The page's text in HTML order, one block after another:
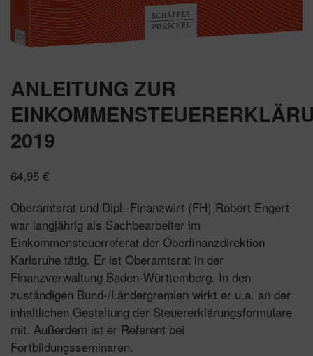
ANLEITUNG ZUR
2019
64,95 €
Oberamtsrat und Dipl.-Finanzwirt (FH) Robert Engert
war langjährig als Sachbearbeiter im
Einkommensteuerreferat der Oberfinanzdirektion
Karlsruhe tätig. Er ist Oberamtsrat in der
Finanzverwaltung Baden-Württemberg. In den
zuständigen Bund-/Ländergremien wirkt er u.a. an der
inhaltlichen Gestaltung der Steuererklärungsformulare
mit. Außerdem ist er Referent bei
Fortbildungsseminaren.